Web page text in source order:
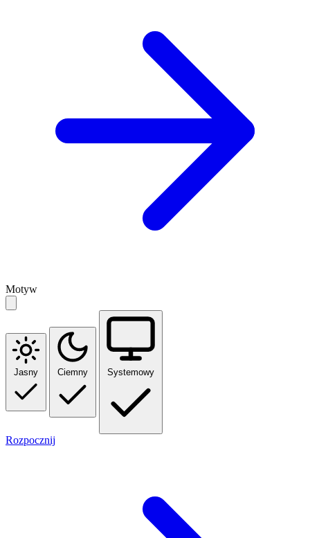
Motyw
Jasny Ciemny Systemowy
Rozpocznij